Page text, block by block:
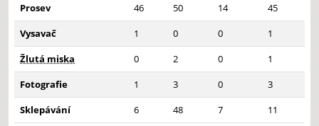
Prosev
46 50 14
45
Vysavač
1 0 0
1
Žlutá miska
0 2 0
1
Fotografie
1 3 0
3
Sklepávání
6 48 7
11